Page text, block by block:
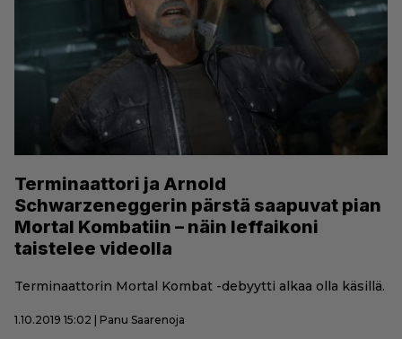
Terminaattori ja Arnold
Schwarzeneggerin pärstä saapuvat pian
Mortal Kombatiin – näin leffaikoni
taistelee videolla
Terminaattorin Mortal Kombat -debyytti alkaa olla käsillä.
1.10.2019 15:02 | Panu Saarenoja